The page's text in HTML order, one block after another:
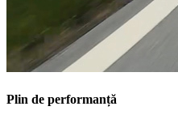
Plin de performanță